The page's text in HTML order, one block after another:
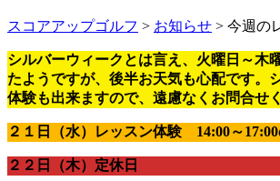
スコアアップゴルフ > お知らせ > 今週の
シルバーウィークとは言え、火曜日～木
たようですが、後半お天気も心配です。
体験も出来ますので、遠慮なくお問合
２１日（水）レッスン体験 14:00～
２２日（木）定休日